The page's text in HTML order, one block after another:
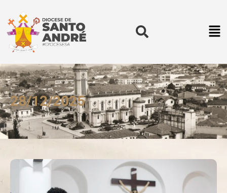
28/12/2025